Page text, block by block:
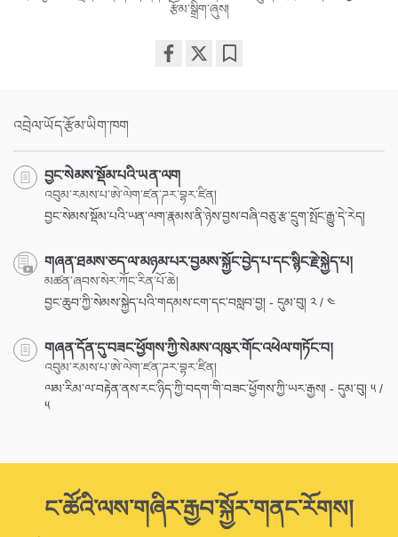
རྩོམ་སྒྲིག་ཞུས།
འབྲེལ་ཡོད་རྩོམ་ཡིག་ཁག
བྱང་སེམས་སྡོམ་པའི་ཡན་ལག
འབུམ་རམས་པ་ཨེ་ལེག་ཛན་ཌར་བྷར་ཛིན།
བྱང་སེམས་སྡོམ་པའི་ཡན་ལག་རྣམས་ནི་ཉེས་བྱས་བཞི་བཅུ་རྩ་དྲུག་སྤོང་རྒྱུ་དེ་རེད།
གཞན་ཐམས་ཅད་ལ་མཉམ་པར་བྱམས་སྐྱོང་བྱེད་པ་དང་སྙིང་རྗེ་སྐྱེད་པ།
མཚན་ཞབས་སེར་ཀོང་རིན་པོ་ཆེ།
བྱང་ཆུབ་ཀྱི་སེམས་སྐྱེད་པའི་གདམས་ངག་དང་བསླབ་བྱ། - དུམ་བུ། ༢ / ༤
གཞན་དོན་དུ་བཟང་ཕྱོགས་ཀྱི་སེམས་འཁུར་གོང་འཕེལ་གཏོང་བ།
འབུམ་རམས་པ་ཨེ་ལེག་ཛན་ཌར་བྷར་ཛིན།
ལམ་རིམ་ལ་བརྟེན་ནས་རང་ཉིད་ཀྱི་བདག་གི་བཟང་ཕྱོགས་ཀྱི་ཡར་རྒྱས། - དུམ་བུ། ༥ /
༥
ང་ཚོའི་ལས་གཞིར་རྒྱབ་སྐྱོར་གནང་རོགས།